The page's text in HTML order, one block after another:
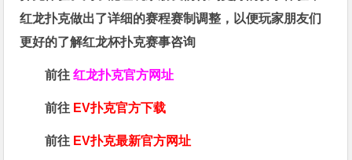
红龙扑克做出了详细的赛程赛制调整，以便玩家朋友们
更好的了解红龙杯扑克赛事咨询
前往红龙扑克官方网址
前往 EV扑克官方下载
前往 EV扑克最新官方网址